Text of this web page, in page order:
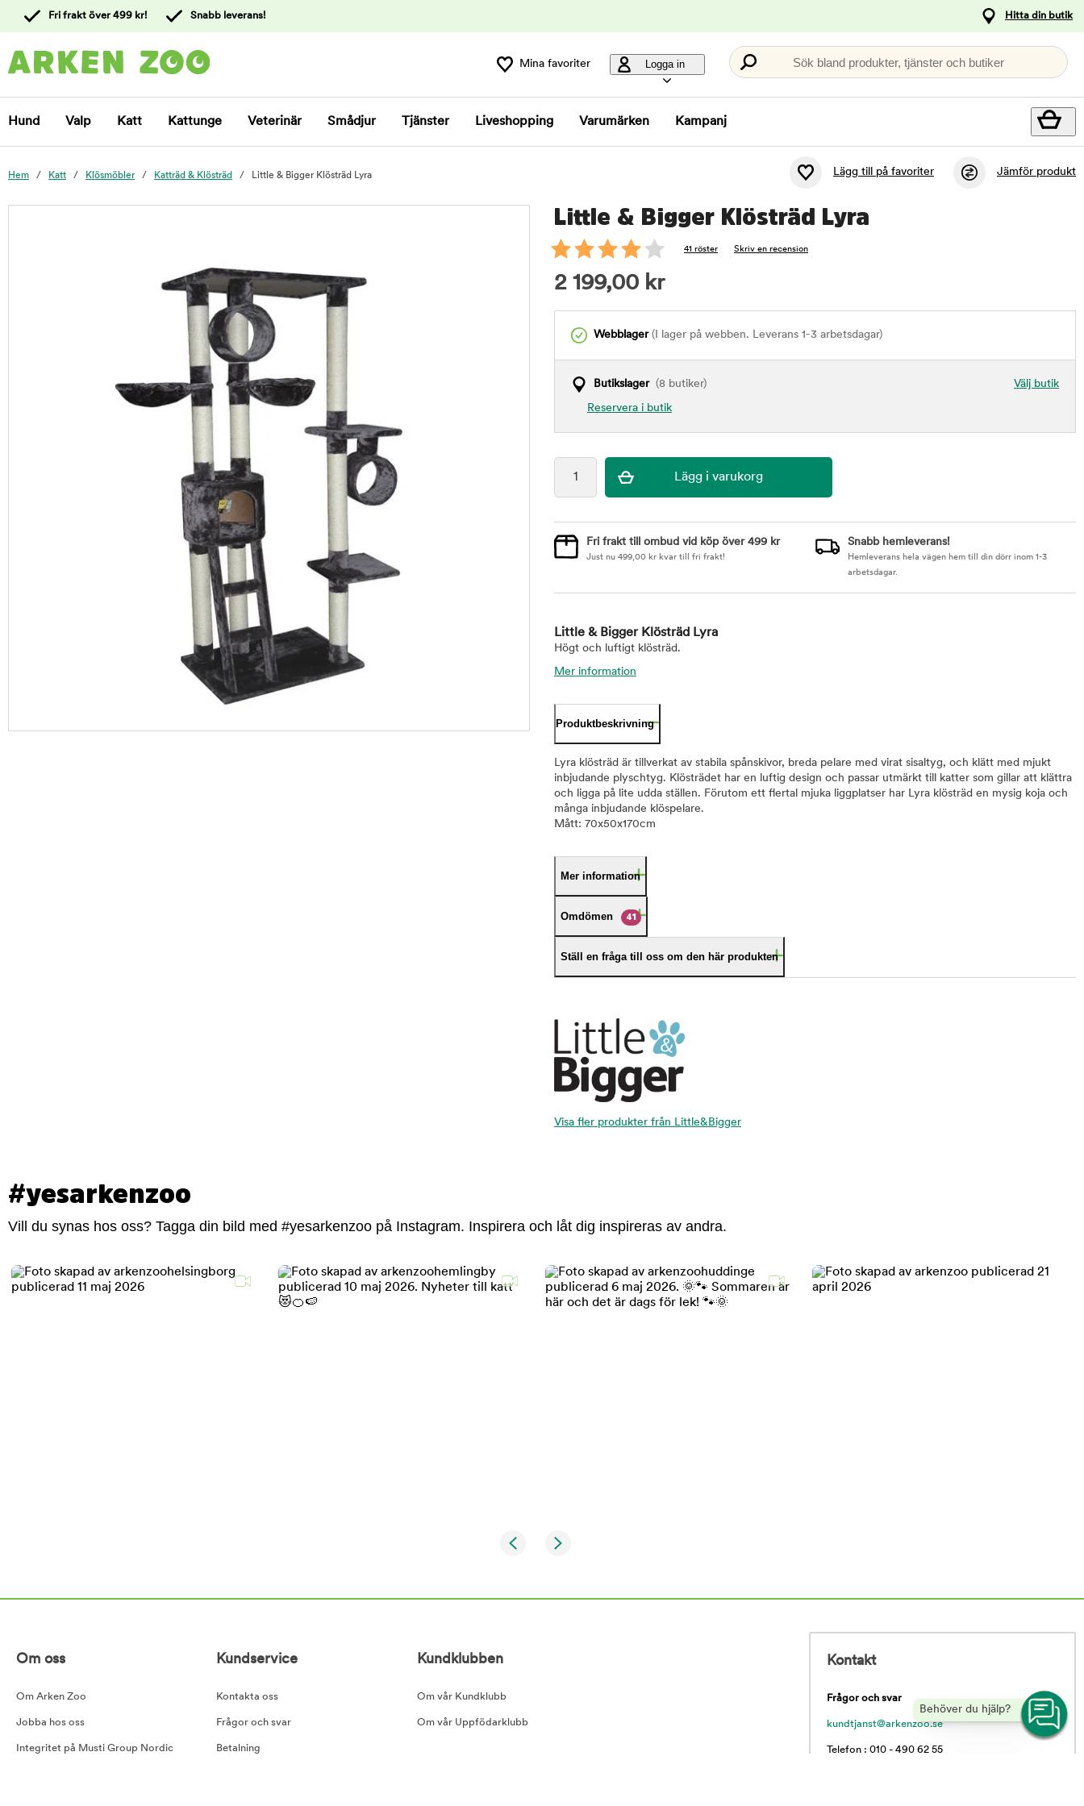
kundtjänst
Fri frakt över 499 kr! Snabb leverans! Hitta din butik
Mina favoriter Logga in Sök bland produkter, tjänster och butiker
Hund Valp Katt Kattunge Veterinär Smådjur Tjänster Liveshopping Varumärken Kampanj
Hem Katt Klösmöbler Katträd & Klösträd Little & Bigger Klösträd Lyra Lägg till på favoriter Jämför produkt
Little & Bigger Klösträd Lyra
41 röster Skriv en recension
2 199,00 kr
Webblager(I lager på webben. Leverans 1-3 arbetsdagar)
Välj butik
Butikslager(8 butiker)
Reservera i butik
Fri frakt till ombud vid köp över 499 kr
Just nu 499,00 kr kvar till fri frakt!
Snabb hemleverans!
Hemleverans hela vägen hem till din dörr inom 1-3
arbetsdagar.
Little & Bigger Klösträd Lyra
Högt och luftigt klösträd.
Mer information
Produktbeskrivning
Lyra klösträd är tillverkat av stabila spånskivor, breda pelare med virat sisaltyg, och klätt med mjukt
inbjudande plyschtyg. Klösträdet har en luftig design och passar utmärkt till katter som gillar att klättra
och ligga på lite udda ställen. Förutom ett flertal mjuka liggplatser har Lyra klösträd en mysig koja och
många inbjudande klöspelare.
Mått: 70x50x170cm
Mer information
Omdömen 41
Ställ en fråga till oss om den här produkten
Visa fler produkter från Little&Bigger
#yesarkenzoo
Vill du synas hos oss? Tagga din bild med #yesarkenzoo på Instagram. Inspirera och låt dig inspireras av andra.
Behöver du hjälp?
Om oss
Om Arken Zoo
Jobba hos oss
Integritet på Musti Group Nordic
Kundservice
Kontakta oss
Frågor och svar
Betalning
Kundklubben
Om vår Kundklubb
Om vår Uppfödarklubb
Kontakt
Frågor och svar
kundtjanst@arkenzoo.se
Telefon : 010 - 490 62 55